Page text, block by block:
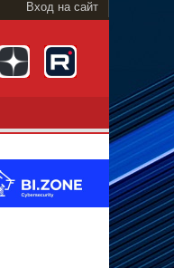
Вход на сайт